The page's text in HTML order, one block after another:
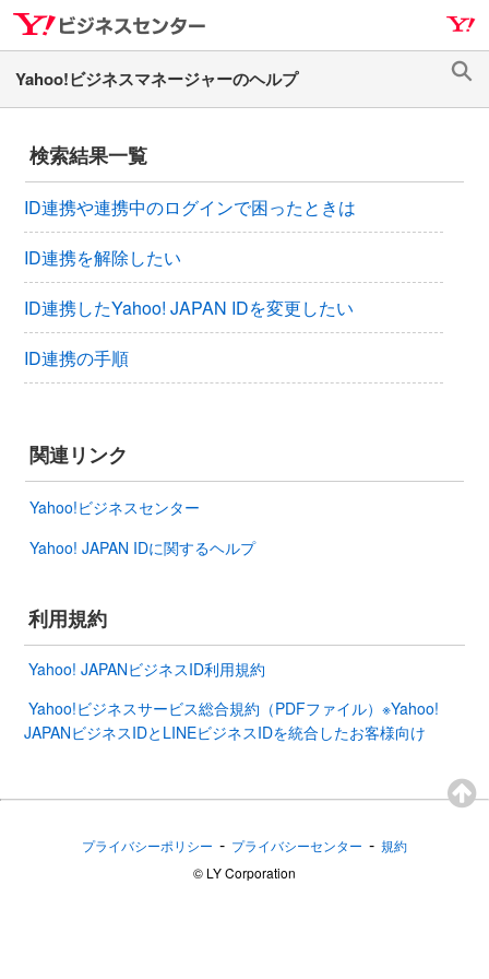
ナ
ビ
ゲ
ー
ョ
ン
へ
ス
キ
ッ
プ
メ
イ
ン
コ
テ
ン
ツ
へ
ス
キ
ッ
プ
検索結果一覧
ID連携や連携中のログインで困ったときは
ID連携を解除したい
ID連携したYahoo! JAPAN IDを変更したい
ID連携の手順
関連リンク
Yahoo!ビジネスセンター
Yahoo! JAPAN IDに関するヘルプ
利用規約
Yahoo! JAPANビジネスID利用規約
Yahoo!ビジネスサービス総合規約（PDFファイル）※Yahoo!
JAPANビジネスIDとLINEビジネスIDを統合したお客様向け
プライバシーポリシー - プライバシーセンター - 規約
©︎ LY Corporation